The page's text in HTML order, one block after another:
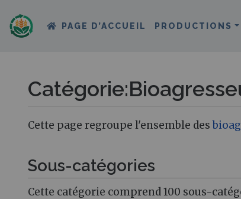
PAGE D’ACCUEIL PRODUCTIONS
Catégorie:
Aller à :navigation,rechercher
Cette page regroupe l'ensemble des
Sous-catégories
Cette catégorie comprend 100 sous-